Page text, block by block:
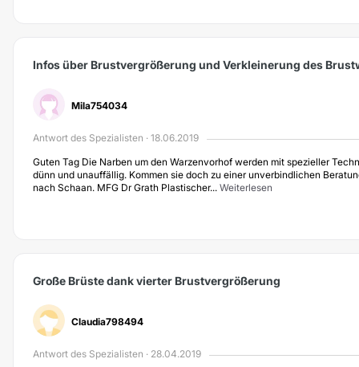
Infos über Brustvergrößerung und Verkleinerung des
Mila754034
Antwort des Spezialisten · 18.06.2019
Guten Tag Die Narben um den Warzenvorhof werden mit spezieller
dünn und unauffällig. Kommen sie doch zu einer unverbindlichen
nach Schaan. MFG Dr Grath Plastischer... Weiterlesen
Große Brüste dank vierter Brustvergrößerung
Claudia798494
Antwort des Spezialisten · 28.04.2019